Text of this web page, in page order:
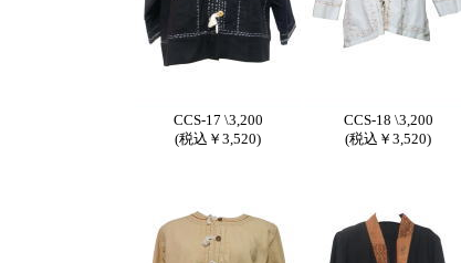
CCS-17 \3,200
(税込￥3,520)
CCS-18 \3,200
(税込￥3,520)